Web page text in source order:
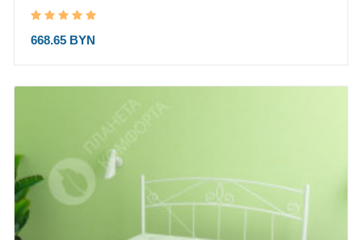
668.65 BYN